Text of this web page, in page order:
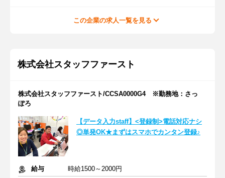
この企業の求人一覧を見る
株式会社スタッフファースト
株式会社スタッフファースト/CCSA0000G4 ※勤務地：さっ
ぽろ
【データ入力staff】<登録制>電話対応ナシ
◎単発OK★まずはスマホでカンタン登録♪
給与
時給1500～2000円